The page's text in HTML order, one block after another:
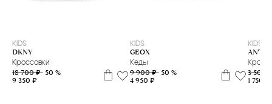
KIDS
DKNY
Кроссовки
18 700 ₽- 50 %
9 350 ₽
KIDS
GEOX
Кеды
9 900 ₽- 50 %
4 950 ₽
KIDS
3 500
1 750 ₽